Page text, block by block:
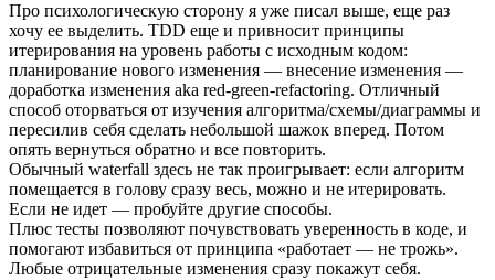
Про психологическую сторону я уже писал выше, еще раз
хочу ее выделить. TDD еще и привносит принципы
итерирования на уровень работы с исходным кодом:
планирование нового изменения — внесение изменения —
доработка изменения aka red-green-refactoring. Отличный
способ оторваться от изучения алгоритма/схемы/диаграммы и
пересилив себя сделать небольшой шажок вперед. Потом
опять вернуться обратно и все повторить.
Обычный waterfall здесь не так проигрывает: если алгоритм
помещается в голову сразу весь, можно и не итерировать.
Если не идет — пробуйте другие способы.
Плюс тесты позволяют почувствовать уверенность в коде, и
помогают избавиться от принципа «работает — не трожь».
Любые отрицательные изменения сразу покажут себя.